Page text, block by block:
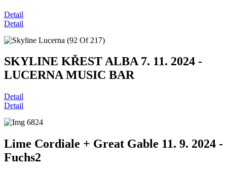
Detail
Detail
SKYLINE KŘEST ALBA 7. 11. 2024 -
LUCERNA MUSIC BAR
Detail
Detail
Lime Cordiale + Great Gable 11. 9. 2024 -
Fuchs2